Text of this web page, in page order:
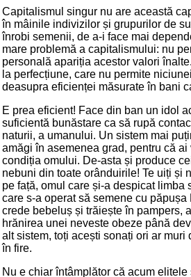
Capitalismul singur nu are această
în mâinile indivizilor și grupurilor de
înrobi semenii, de a-i face mai
mare problemă a capitalismului: nu
personală apariția acestor valori
la perfecțiune, care nu permite
deasupra eficienței măsurate în bani
E prea eficient! Face din ban un idol
suficientă bunăstare ca să rupă
naturii, a umanului. Un sistem mai
amăgi în asemenea grad, pentru că ai
condiția omului. De-asta și produce
nebuni din toate orânduirile! Te uiți și
pe față, omul care și-a despicat limba
care s-a operat să semene cu
crede bebeluș și trăiește în pampers,
hrănirea unei neveste obeze până
alt sistem, toți acești sonați ori ar muri
în fire.
Nu e chiar întâmplător că acum